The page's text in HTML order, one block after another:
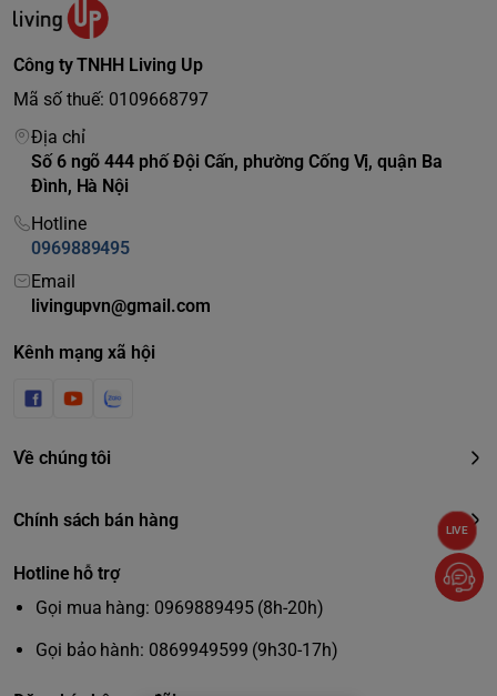
Công ty TNHH Living Up
Mã số thuế: 0109668797
Địa chỉ
Số 6 ngõ 444 phố Đội Cấn, phường Cống Vị, quận Ba
Đình, Hà Nội
Hotline
0969889495
Email
livingupvn@gmail.com
Kênh mạng xã hội
Về chúng tôi
Chính sách bán hàng
Hotline hỗ trợ
Gọi mua hàng: 0969889495 (8h-20h)
Gọi bảo hành: 0869949599 (9h30-17h)
LIVE